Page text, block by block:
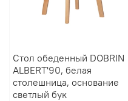
Стол обеденный DOBRIN
ALBERT'90, белая
столешница, основание
светлый бук